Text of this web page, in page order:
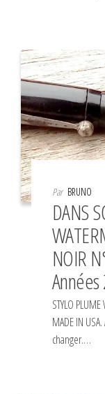
Par BRUNO
DANS
NOIR
Années
STYLO
MADE IN
changer.…